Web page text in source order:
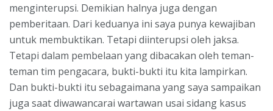
menginterupsi. Demikian halnya juga dengan
pemberitaan. Dari keduanya ini saya punya kewajiban
untuk membuktikan. Tetapi diinterupsi oleh jaksa.
Tetapi dalam pembelaan yang dibacakan oleh teman-
teman tim pengacara, bukti-bukti itu kita lampirkan.
Dan bukti-bukti itu sebagaimana yang saya sampaikan
juga saat diwawancarai wartawan usai sidang kasus